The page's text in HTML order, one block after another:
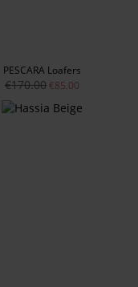
PESCARA Loafers
€170.00 €85.00